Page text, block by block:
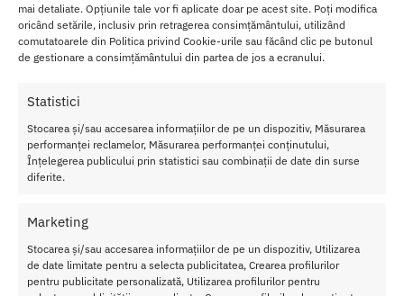
mai detaliate. Opțiunile tale vor fi aplicate doar pe acest site. Poți modifica
oricând setările, inclusiv prin retragerea consimțământului, utilizând
comutatoarele din Politica privind Cookie-urile sau făcând clic pe butonul
de gestionare a consimțământului din partea de jos a ecranului.
Statistici
Stocarea și/sau accesarea informațiilor de pe un dispozitiv, Măsurarea
performanței reclamelor, Măsurarea performanței conținutului,
Înțelegerea publicului prin statistici sau combinații de date din surse
diferite.
Marketing
Stocarea și/sau accesarea informațiilor de pe un dispozitiv, Utilizarea
de date limitate pentru a selecta publicitatea, Crearea profilurilor
pentru publicitate personalizată, Utilizarea profilurilor pentru
In functie de preferintele individuale, acesti ciorapi pot fi purtati
cu o rochie scurta sau un top seducator, fiind ideali pentru a-ti
pune in evidenta feminitatea si sex appeal-ul.